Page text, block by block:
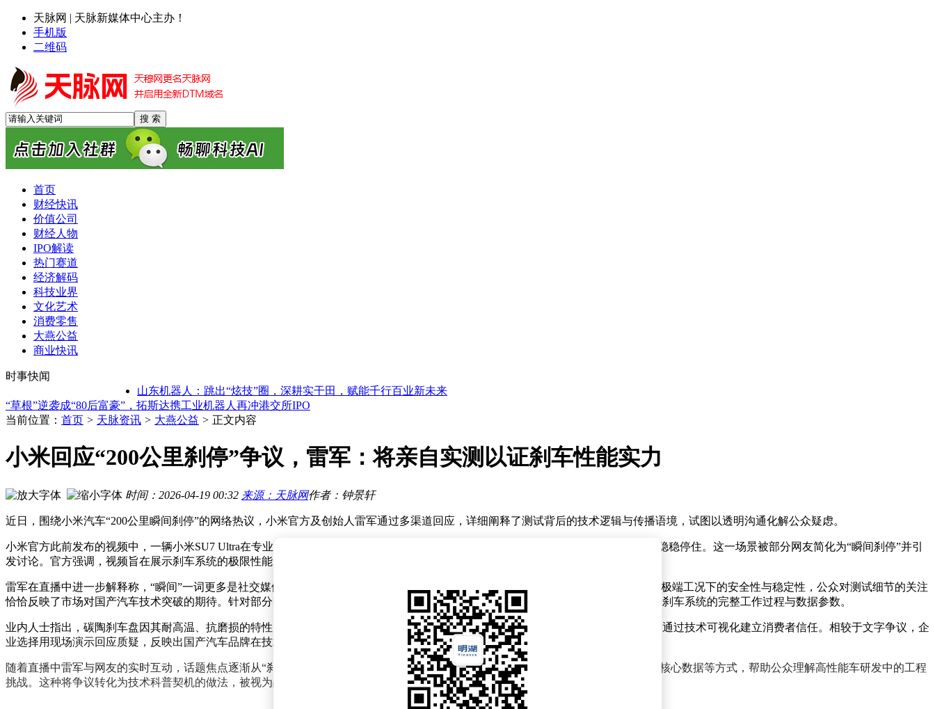
天脉网 | 天脉新媒体中心主办！
手机版
二维码
首页
财经快讯
价值公司
财经人物
IPO解读
热门赛道
经济解码
科技业界
文化艺术
消费零售
大燕公益
商业快讯
时事快闻
山东机器人：跳出“炫技”圈，深耕实干田，赋能千行百业新未来
马斯克Terafab AI芯片超级工厂在得州开建，自建电力体系，初期投168亿美元
海尔家庭机器人：以开放合作生态 共拓服务机器人万亿市场新篇
星动纪元人形机器人：赛场试炼促技术迭代 产业落地服务千行百业
“草根”逆袭成“80后富豪”，拓斯达携工业机器人再冲港交所IPO
*ST建艺董事长变动：石访辞职 庄萱萍暂代 珠海正方提名刘常青为董事候选人
OpenAI更新ChatGPT：免费用户模型升级 付费用户获更高精度与深度调节
ChatGPT免费版大升级！GPT-5.6 Luna开放无限畅聊，Plus/Pro体验再提升
马斯克Terafab AI芯片超级工厂在得州开建，自建电力体系，初期投168亿美元
当前位置： 首页 > 天脉资讯 > 大燕公益 > 正文内容
小米回应“200公里刹停”争议，雷军：将亲自实测以证刹车性能实力
时间：2026-04-19 00:32 来源：天脉网作者：钟景轩
近日，围绕小米汽车“200公里瞬间刹停”的网络热议，小米官方及创始人雷军通过多渠道回应，详细阐释了测试背后的技术逻辑与传播语境，试图以透明沟通化解公众疑虑。
小米官方此前发布的视频中，一辆小米SU7 Ultra在专业测试跑道上以超过200公里的时速完成加速后，通过碳陶刹车盘实现紧急制动并稳稳停住。这一场景被部分网友简化为“瞬间刹停”并引
发讨论。官方强调，视频旨在展示刹车系统的极限性能，所有数据均来自真实测试环境，而非刻意制造噱头。
雷军在直播中进一步解释称，“瞬间”一词更多是社交媒体语境下的形象化表达，而非精确技术描述。他坦言，高性能车的研发需要兼顾极端工况下的安全性与稳定性，公众对测试细节的关注
恰恰反映了市场对国产汽车技术突破的期待。针对部分网友的质疑，雷军承诺将在未来选择专业场地进行公开实测，通过直播形式展示刹车系统的完整工作过程与数据参数。
业内人士指出，碳陶刹车盘因其耐高温、抗磨损的特性，常被用于高性能车型。小米此次测试不仅验证了供应链技术的成熟度，也试图通过技术可视化建立消费者信任。相较于文字争议，企
业选择用现场演示回应质疑，反映出国产汽车品牌在技术传播策略上的转变——从单向宣传转向互动式验证。
随着直播中雷军与网友的实时互动，话题焦点逐渐从“刹停速度”转向“技术原理”。小米方面表示，未来将持续通过开放测试场地、公布核心数据等方式，帮助公众理解高性能车研发中的工程
挑战。这种将争议转化为技术科普契机的做法，被视为品牌与用户建立深度沟通的新尝试。